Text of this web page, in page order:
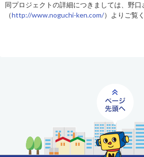
同プロジェクトの詳細につきましては、野
（http://www.noguchi-ken.com/）よりご覧